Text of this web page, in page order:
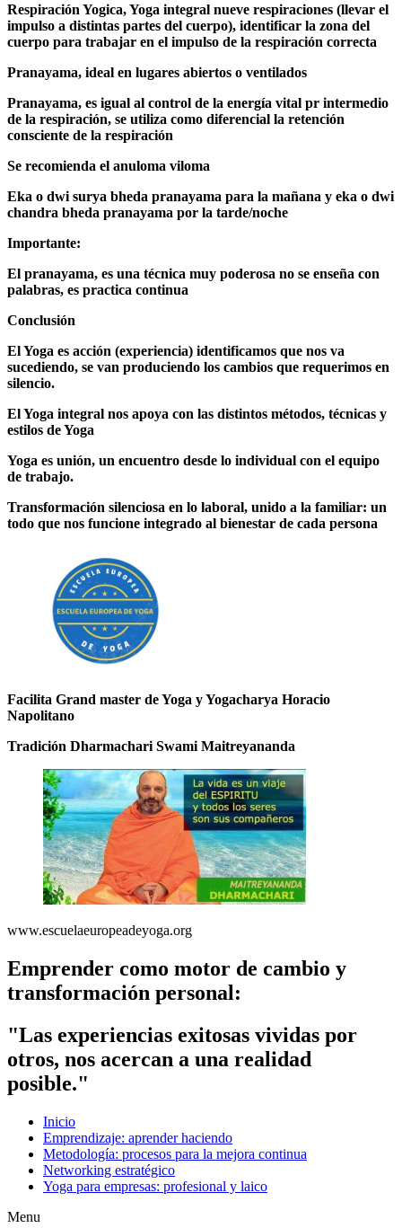
Respiración Yogica, Yoga integral nueve respiraciones (llevar el
impulso a distintas partes del cuerpo), identificar la zona del
cuerpo para trabajar en el impulso de la respiración correcta
Pranayama, ideal en lugares abiertos o ventilados
Pranayama, es igual al control de la energía vital pr intermedio
de la respiración, se utiliza como diferencial la retención
consciente de la respiración
Se recomienda el anuloma viloma
Eka o dwi surya bheda pranayama para la mañana y eka o dwi
chandra bheda pranayama por la tarde/noche
Importante:
El pranayama, es una técnica muy poderosa no se enseña con
palabras, es practica continua
Conclusión
El Yoga es acción (experiencia) identificamos que nos va
sucediendo, se van produciendo los cambios que requerimos en
silencio.
El Yoga integral nos apoya con las distintos métodos, técnicas y
estilos de Yoga
Yoga es unión, un encuentro desde lo individual con el equipo
de trabajo.
Transformación silenciosa en lo laboral, unido a la familiar: un
todo que nos funcione integrado al bienestar de cada persona
Facilita Grand master de Yoga y Yogacharya Horacio
Napolitano
Tradición Dharmachari Swami Maitreyananda
www.escuelaeuropeadeyoga.org
Emprender como motor de cambio y
transformación personal:
"Las experiencias exitosas vividas por
otros, nos acercan a una realidad
posible."
Inicio
Emprendizaje: aprender haciendo
Metodología: procesos para la mejora continua
Networking estratégico
Yoga para empresas: profesional y laico
Menu